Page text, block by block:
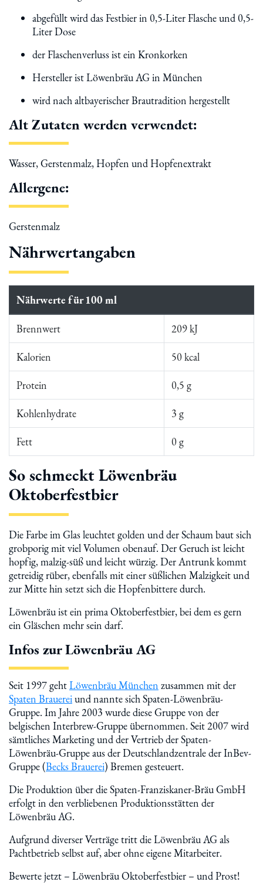
abgefüllt wird das Festbier in 0,5-Liter Flasche und 0,5-
Liter Dose
der Flaschenverluss ist ein Kronkorken
Hersteller ist Löwenbräu AG in München
wird nach altbayerischer Brautradition hergestellt
Alt Zutaten werden verwendet:
Wasser, Gerstenmalz, Hopfen und Hopfenextrakt
Allergene:
Gerstenmalz
Nährwertangaben
Nährwerte für 100 ml
Brennwert 209 kJ
Kalorien 50 kcal
Protein 0,5 g
Kohlenhydrate 3 g
Fett 0 g
So schmeckt Löwenbräu
Oktoberfestbier
Die Farbe im Glas leuchtet golden und der Schaum baut sich
grobporig mit viel Volumen obenauf. Der Geruch ist leicht
hopfig, malzig-süß und leicht würzig. Der Antrunk kommt
getreidig rüber, ebenfalls mit einer süßlichen Malzigkeit und
zur Mitte hin setzt sich die Hopfenbittere durch.
Löwenbräu ist ein prima Oktoberfestbier, bei dem es gern
ein Gläschen mehr sein darf.
Infos zur Löwenbräu AG
Seit 1997 gehtLöwenbräu München zusammen mit der
Spaten Brauereiund nannte sich Spaten-Löwenbräu-
Gruppe. Im Jahre 2003 wurde diese Gruppe von der
belgischen Interbrew-Gruppe übernommen. Seit 2007 wird
sämtliches Marketing und der Vertrieb der Spaten-
Löwenbräu-Gruppe aus der Deutschlandzentrale der InBev-
Gruppe (Becks Brauerei) Bremen gesteuert.
Die Produktion über die Spaten-Franziskaner-Bräu GmbH
erfolgt in den verbliebenen Produktionsstätten der
Löwenbräu AG.
Aufgrund diverser Verträge tritt die Löwenbräu AG als
Pachtbetrieb selbst auf, aber ohne eigene Mitarbeiter.
Bewerte jetzt – Löwenbräu Oktoberfestbier – und Prost!